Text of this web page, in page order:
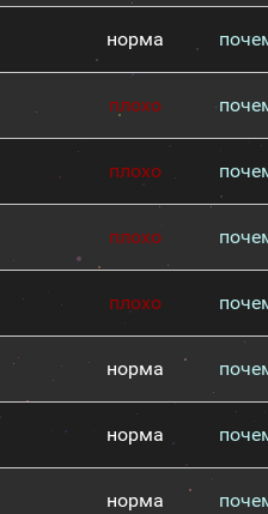
норма
плохо
плохо
плохо
плохо
норма
норма
норма